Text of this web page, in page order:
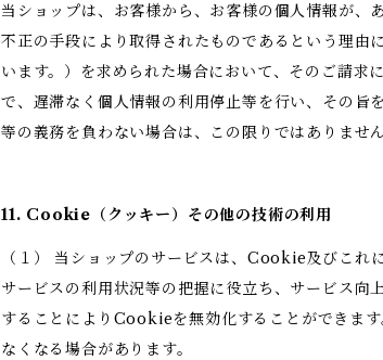
当ショップは、お客様から、お客様の個人情報が、
不正の手段により取得されたものであるという理由
います。）を求められた場合において、そのご請求
で、遅滞なく個人情報の利用停止等を行い、その旨
等の義務を負わない場合は、この限りではありません
11. Cookie（クッキー）その他の技術の利用
（１） 当ショップのサービスは、Cookie及びこれ
サービスの利用状況等の把握に役立ち、サービス
することによりCookieを無効化することができま
なくなる場合があります。